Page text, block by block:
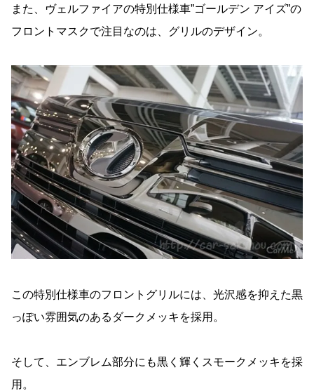
また、ヴェルファイアの特別仕様車”ゴールデン アイズ”の
フロントマスクで注目なのは、グリルのデザイン。
この特別仕様車のフロントグリルには、光沢感を抑えた黒
っぽい雰囲気のあるダークメッキを採用。
そして、エンブレム部分にも黒く輝くスモークメッキを採
用。